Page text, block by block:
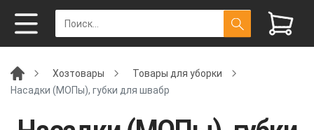
Хозтовары
Товары для уборки
Насадки (МОПы), губки для швабр